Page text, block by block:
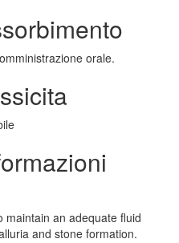
orale.
maintain an adequate fluid
and stone formation.